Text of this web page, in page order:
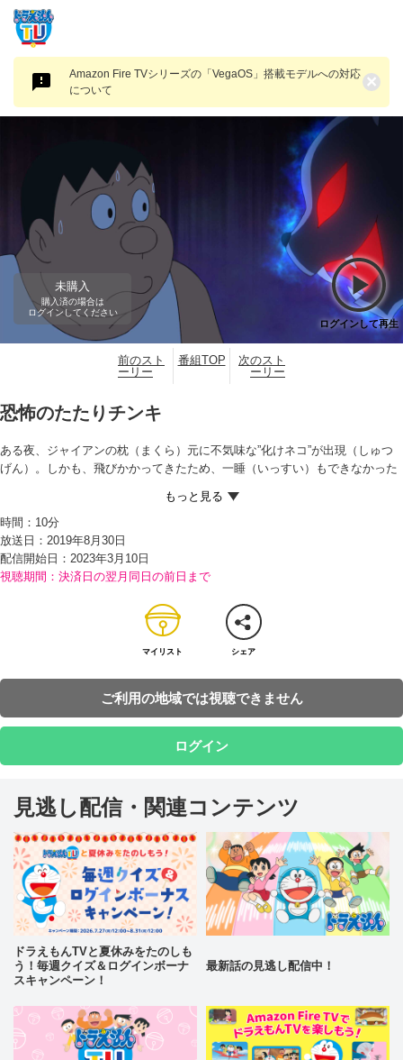
Amazon Fire TVシリーズの「VegaOS」搭載モデルへの対応
について
×
未購入
購入済の場合は
ログインしてください
ログインして再生
前のスト
ーリー
番組TOP
次のスト
ーリー
恐怖のたたりチンキ
ある夜、ジャイアンの枕（まくら）元に不気味な”化けネコ”が出現（しゅつ
げん）。しかも、飛びかかってきたため、一睡（いっすい）もできなかった
る。すると、ジャイアンは一ぴきの黒ネコを思い出す。昨夜の化けネコは、
ジャイアンがいつもいじめていた子ネコにそっくりだったのだ！
スネ夫は笑いとばすが、すっかり反省したジャイアンは、おこづかいで魚を
買い、「もう二度といじめない」とネコにあやまる。
その様子を見て、のび太は「たたりって本当にあるんだね」とおどろくが、
動物、モノにかわって抗議（こうぎ）するひみつ道具『たたりチンキ』を使
ったのだった。これを使うと、その夜オバケのようなすがたになって、うら
みをいだく人物の枕元にあらわれるのだという。
みるが…！？
時間： 10分
放送日：2019年8月30日
配信開始日： 2023年3月10日
視聴期間：決済日の翌月同日の前日まで
マイリスト シェア
ご利用の地域では視聴できません
ログイン
見逃し配信・関連コンテンツ
ドラえもんTVと夏休みをたのしも
う！毎週クイズ＆ログインボーナ
スキャンペーン！
最新話の見逃し配信中！